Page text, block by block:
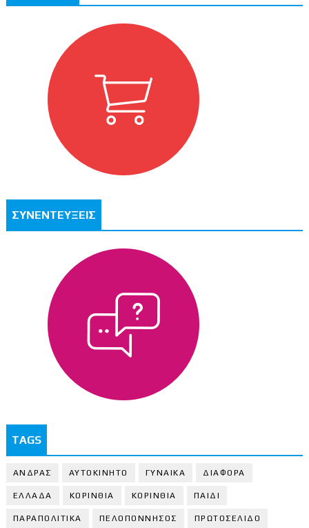
ΣΥΝΕΝΤΕΥΞΕΙΣ
TAGS
ΑΝΔΡΑΣ ΑΥΤΟΚΙΝΗΤΟ ΓΥΝΑΙΚΑ ΔΙΑΦΟΡΑ
ΕΛΛΑΔΑ ΚΟΡΙΝΘΙΑ ΚΟΡΙΝΘΙA ΠΑΙΔΙ
ΠΑΡΑΠΟΛΙΤΙΚΑ ΠΕΛΟΠΟΝΝΗΣΟΣ ΠΡΩΤΟΣΕΛΙΔΟ